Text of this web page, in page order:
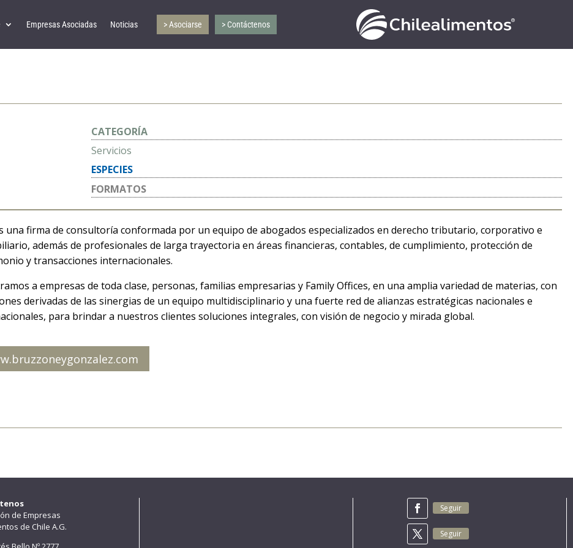
Empresas Asociadas Noticias > Asociarse > Contáctenos
CATEGORÍA
Servicios
ESPECIES
FORMATOS
una firma de consultoría conformada por un equipo de abogados especializados en derecho tributario, corporativo e
además de profesionales de larga trayectoria en áreas financieras, contables, de cumplimiento, protección de
y transacciones internacionales.
a empresas de toda clase, personas, familias empresarias y Family Offices, en una amplia variedad de materias, con
derivadas de las sinergias de un equipo multidisciplinario y una fuerte red de alianzas estratégicas nacionales e
para brindar a nuestros clientes soluciones integrales, con visión de negocio y mirada global.
de Empresas
de Chile A.G.
Seguir
Seguir